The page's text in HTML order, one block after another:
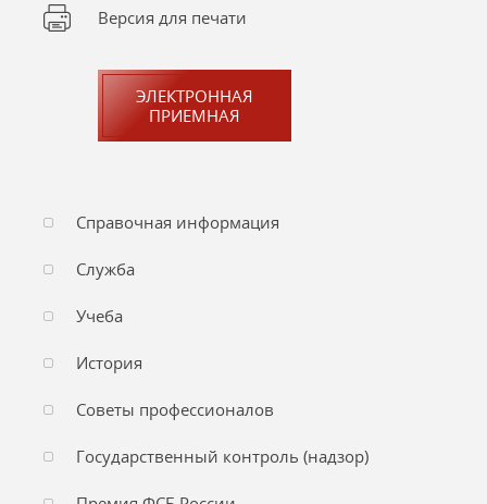
Версия для печати
ЭЛЕКТРОННАЯ
ПРИЕМНАЯ
Справочная информация
Служба
Учеба
История
Советы профессионалов
Государственный контроль (надзор)